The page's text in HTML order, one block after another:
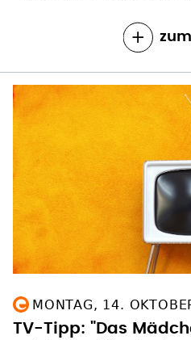
MONTAG, 14.
TV-Tipp: "Das